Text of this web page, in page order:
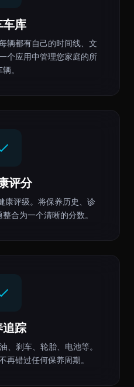
车库
都有自己的时间线、文
个应用中管理您家庭的所
。
评分
评级。将保养历史、诊
合为一个清晰的分数。
追踪
刹车、轮胎、电池等。
再错过任何保养周期。